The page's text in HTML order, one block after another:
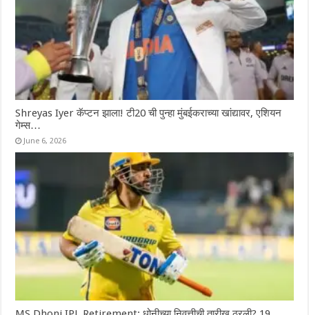
Shreyas Iyer कॅप्टन झाला! टी20 ची पुन्हा मुंबईकराच्या खांद्यावर, एशियन
गेम्स…
June 6, 2026